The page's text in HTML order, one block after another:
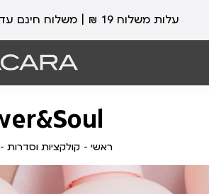
עלות משלוח 19 ₪ | משלוח חינם עד הבית בכל קנייה מעל 99 ₪
ראשי ראשי
קולקציות וסדרות